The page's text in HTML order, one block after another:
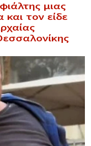
μιας
τον είδε